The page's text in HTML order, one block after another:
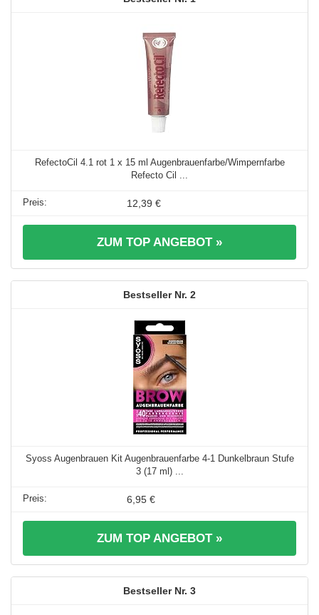
RefectoCil 4.1 rot 1 x 15 ml Augenbrauenfarbe/Wimpernfarbe
Refecto Cil ...
12,39 €
ZUM TOP ANGEBOT »
2
Syoss Augenbrauen Kit Augenbrauenfarbe 4-1 Dunkelbraun Stufe
3 (17 ml) ...
6,95 €
ZUM TOP ANGEBOT »
3